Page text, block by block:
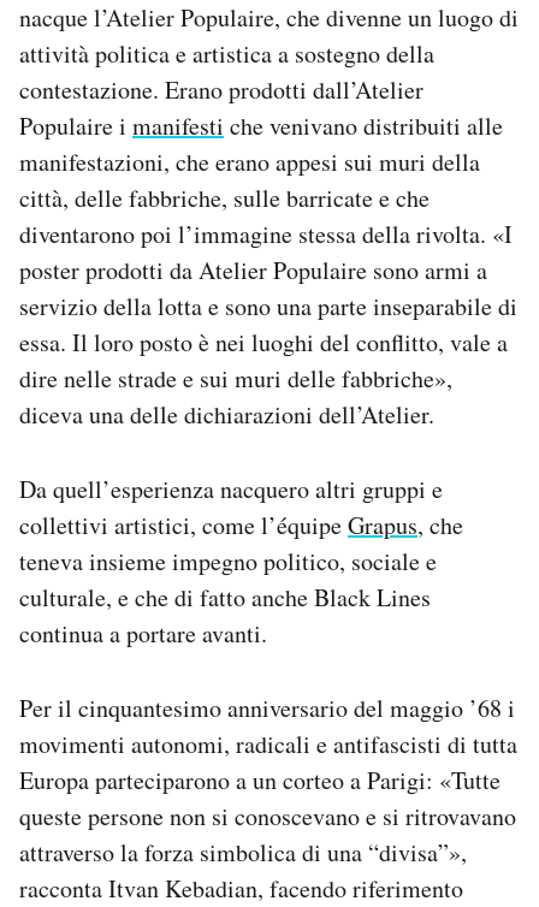
nacque l’Atelier Populaire, che divenne un luogo di
attività politica e artistica a sostegno della
contestazione. Erano prodotti dall’Atelier
Populaire i manifesti che venivano distribuiti alle
manifestazioni, che erano appesi sui muri della
città, delle fabbriche, sulle barricate e che
diventarono poi l’immagine stessa della rivolta. «I
poster prodotti da Atelier Populaire sono armi a
servizio della lotta e sono una parte inseparabile di
essa. Il loro posto è nei luoghi del conflitto, vale a
dire nelle strade e sui muri delle fabbriche»,
diceva una delle dichiarazioni dell’Atelier.
Da quell’esperienza nacquero altri gruppi e
collettivi artistici, come l’équipeGrapus, che
teneva insieme impegno politico, sociale e
culturale, e che di fatto anche Black Lines
continua a portare avanti.
Per il cinquantesimo anniversario del maggio ’68 i
movimenti autonomi, radicali e antifascisti di tutta
Europa parteciparono a un corteo a Parigi: «Tutte
queste persone non si conoscevano e si ritrovavano
attraverso la forza simbolica di una “divisa”»,
racconta Itvan Kebadian, facendo riferimento